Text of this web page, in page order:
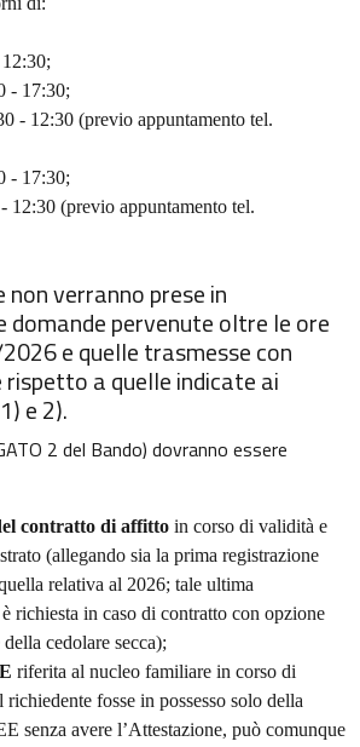
- 17:30;
- 12:30 (previo appuntamento tel.
- 17:30;
12:30 (previo appuntamento tel.
non verranno prese in
domande pervenute oltre le ore
e quelle trasmesse con
a quelle indicate ai
e 2).
2 del Bando) dovranno essere
contratto di affitto in corso di validità e
(allegando sia la prima registrazione
relativa al 2026; tale ultima
richiesta in caso di contratto con opzione
cedolare secca);
riferita al nucleo familiare in corso di
fosse in possesso solo della
senza avere l’Attestazione, può comunque